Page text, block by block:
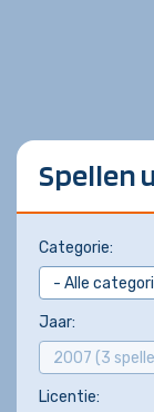
Spellen
Categorie:
Jaar:
Licentie: